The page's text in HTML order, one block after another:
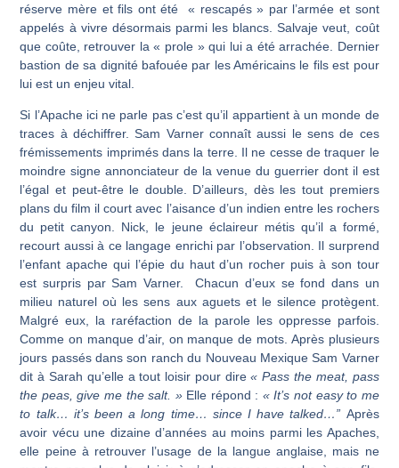
réserve mère et fils ont été « rescapés » par l’armée et sont
appelés à vivre désormais parmi les blancs. Salvaje veut, coût
que coûte, retrouver la « prole » qui lui a été arrachée. Dernier
bastion de sa dignité bafouée par les Américains le fils est pour
lui est un enjeu vital.
Si l’Apache ici ne parle pas c’est qu’il appartient à un monde de
traces à déchiffrer. Sam Varner connaît aussi le sens de ces
frémissements imprimés dans la terre. Il ne cesse de traquer le
moindre signe annonciateur de la venue du guerrier dont il est
l’égal et peut-être le double. D’ailleurs, dès les tout premiers
plans du film il court avec l’aisance d’un indien entre les rochers
du petit canyon. Nick, le jeune éclaireur métis qu’il a formé,
recourt aussi à ce langage enrichi par l’observation. Il surprend
l’enfant apache qui l’épie du haut d’un rocher puis à son tour
est surpris par Sam Varner. Chacun d’eux se fond dans un
milieu naturel où les sens aux aguets et le silence protègent.
Malgré eux, la raréfaction de la parole les oppresse parfois.
Comme on manque d’air, on manque de mots. Après plusieurs
jours passés dans son ranch du Nouveau Mexique Sam Varner
dit à Sarah qu’elle a tout loisir pour dire« Pass the meat, pass
the peas, give me the salt. »Elle répond : « It’s not easy to me
to talk… it’s been a long time… since I have talked…” Après
avoir vécu une dizaine d’années au moins parmi les Apaches,
elle peine à retrouver l’usage de la langue anglaise, mais ne